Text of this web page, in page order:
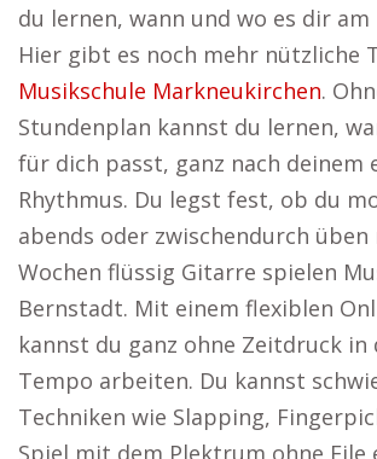
du lernen, wann und wo es dir
Hier gibt es noch mehr nützliche
Musikschule Markneukirchen.
Stundenplan kannst du lernen,
für dich passt, ganz nach deinem
Rhythmus. Du legst fest, ob du
abends oder zwischendurch
Wochen flüssig Gitarre spielen
Bernstadt. Mit einem flexiblen
kannst du ganz ohne Zeitdruck in
Tempo arbeiten. Du kannst
Techniken wie Slapping,
Spiel mit dem Plektrum ohne Eile